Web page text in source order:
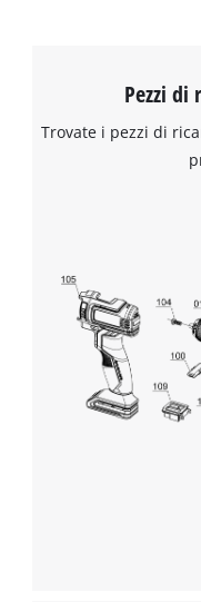
Pezzi di
Trovate i pezzi di